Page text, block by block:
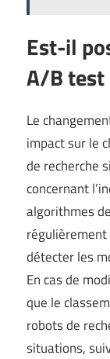
Est-il
A/B test
Le
impact sur le
de recherche
concernant
algorithmes
détecter les
En cas de
que le
robots de
situations,